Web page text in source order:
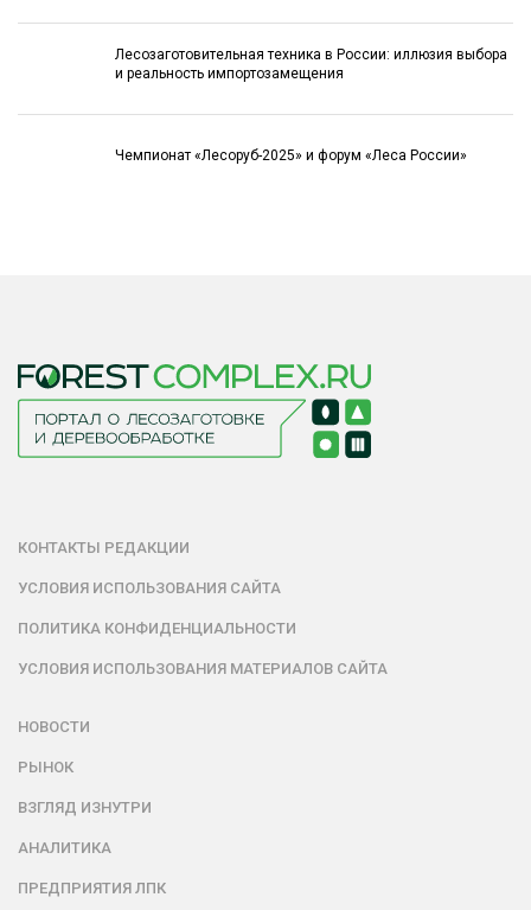
Лесозаготовительная техника в России: иллюзия выбора
и реальность импортозамещения
Чемпионат «Лесоруб-2025» и форум «Леса России»
КОНТАКТЫ РЕДАКЦИИ
УСЛОВИЯ ИСПОЛЬЗОВАНИЯ САЙТА
ПОЛИТИКА КОНФИДЕНЦИАЛЬНОСТИ
УСЛОВИЯ ИСПОЛЬЗОВАНИЯ МАТЕРИАЛОВ САЙТА
НОВОСТИ
РЫНОК
ВЗГЛЯД ИЗНУТРИ
АНАЛИТИКА
ПРЕДПРИЯТИЯ ЛПК